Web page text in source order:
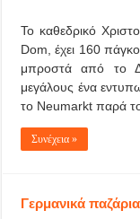
Το καθεδρικό
Dom, έχει 160
μπροστά από το
μεγάλους ένα
το Neumarkt παρά
Συνέχεια »
Γερμανικά παζάρια